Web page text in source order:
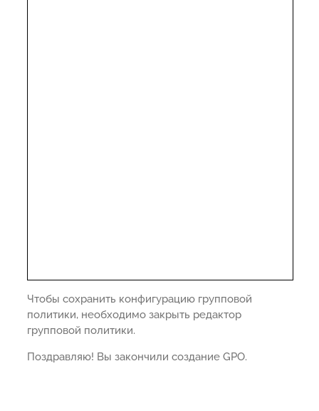
Чтобы сохранить конфигурацию групповой
политики, необходимо закрыть редактор
групповой политики.
Поздравляю! Вы закончили создание GPO.